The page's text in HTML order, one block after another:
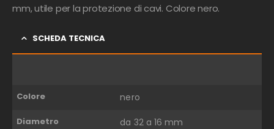
mm, utile per la protezione di cavi. Colore nero.
SCHEDA TECNICA
Colore nero
Diametro da 32 a 16 mm